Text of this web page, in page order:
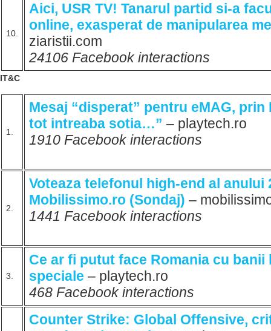
10.
Aici, USR TV! Tanarul partid si-a
online, exasperat de manipularea
ziaristii.com
24106 Facebook interactions
IT&C
1.
Mesaj “disperat” pentru eMAG,
tot intreaba sotia…” – playtech.ro
1910 Facebook interactions
2.
Voteaza telefonul high-end al anului
Mobilissimo.ro (Sondaj) –
1441 Facebook interactions
3.
Ce ar fi putut face Romania cu banii
speciale – playtech.ro
468 Facebook interactions
Counter Strike: Global Offensive,